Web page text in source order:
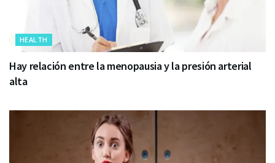
HEALTH
Hay relación entre la menopausia y la presión arterial
alta